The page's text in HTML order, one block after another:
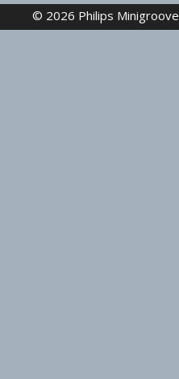
© 2026 Philips Minigroove